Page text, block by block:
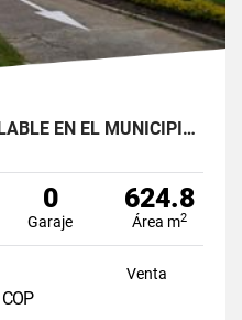
LOTE URBANO DESARROLLABLE EN EL MUNICIPIO DE LA CEJA
0
Garaje
624.8
Área m2
Venta
COP